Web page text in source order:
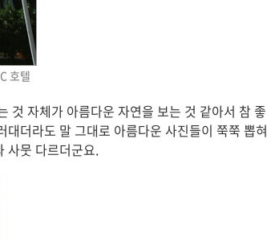
호텔
것 자체가 아름다운 자연을 보는 것 같아서 참 좋
더라도 말 그대로 아름다운 사진들이 쭉쭉 뽑혀
사뭇 다르더군요.